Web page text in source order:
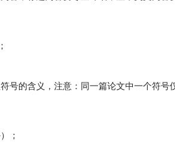
号的含义，注意：同一篇论文中一个符号
；